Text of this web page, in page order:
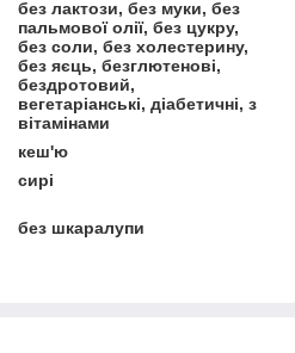
без лактози, без муки, без
пальмової олії, без цукру,
без соли, без холестерину,
без яєць, безглютенові,
бездротовий,
вегетаріанські, діабетичні, з
вітамінами
кеш'ю
сирі
без шкаралупи